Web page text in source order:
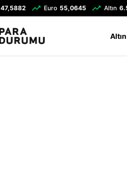
47,5882 Euro 55,0645 Altın